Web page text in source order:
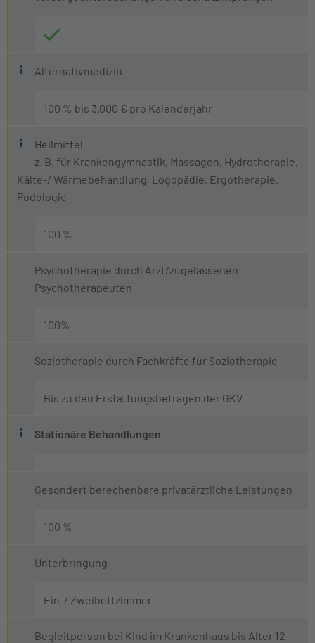
Was sind Alternative Heilmethoden?
Methoden der besonderen Therapierichtungen
Behandlung durch sektorale Heilpraktiker, wie z.
Behandlung durch Chiropraktiker und
Alternativmedizin
100 % bis 3.000 € pro Kalenderjahr
Offener Heil- und Hilfsmittelkatalog
Der offene Katalog ermöglicht es Versicherten, eine
Heilmittel
z. B. für Krankengymnastik, Massagen, Hydrotherapie,
Kälte-/ Wärmebehandlung, Logopädie, Ergotherapie,
Podologie
100 %
Psychotherapie durch Arzt/zugelassenen
Psychotherapeuten
100%
Soziotherapie durch Fachkräfte für Soziotherapie
Bis zu den Erstattungsbeträgen der GKV
Was ist eine stationäre Behandlung?
Stationäre Behandlungen
Gesondert berechenbare privatärztliche Leistungen
100 %
Unterbringung
Ein-/ Zweibettzimmer
Begleitperson bei Kind im Krankenhaus bis Alter 12